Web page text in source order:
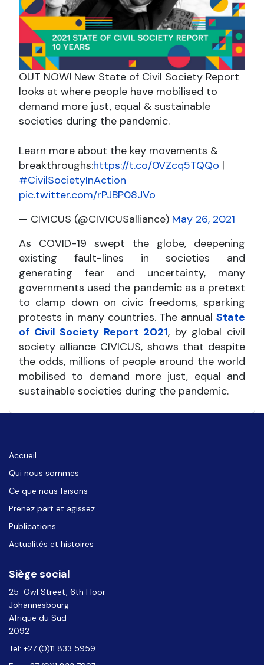
OUT NOW! New State of Civil Society Report
looks at where people have mobilised to
demand more just, equal & sustainable
societies during the pandemic.
Learn more about the key movements &
breakthroughs:https://t.co/0VZcq5TQQo |
#CivilSocietyInAction
pic.twitter.com/rPJBP08JVo
— CIVICUS (@CIVICUSalliance) May 26, 2021
As COVID-19 swept the globe, deepening
existing fault-lines in societies and
generating fear and uncertainty, many
governments used the pandemic as a pretext
to clamp down on civic freedoms, sparking
protests in many countries. The annual State
of Civil Society Report 2021, by global civil
society alliance CIVICUS, shows that despite
the odds, millions of people around the world
mobilised to demand more just, equal and
sustainable societies during the pandemic.
Accueil
Qui nous sommes
Ce que nous faisons
Prenez part et agissez
Publications
Actualités et histoires
Siège social
25 Owl Street, 6th Floor
Johannesbourg
Afrique du Sud
2092
Tel: +27 (0)11 833 5959